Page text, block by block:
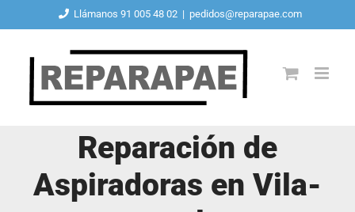
contenido
Llámanos 91 005 48 02 | pedidos@reparapae.com
Reparación de
Aspiradoras en Vila-